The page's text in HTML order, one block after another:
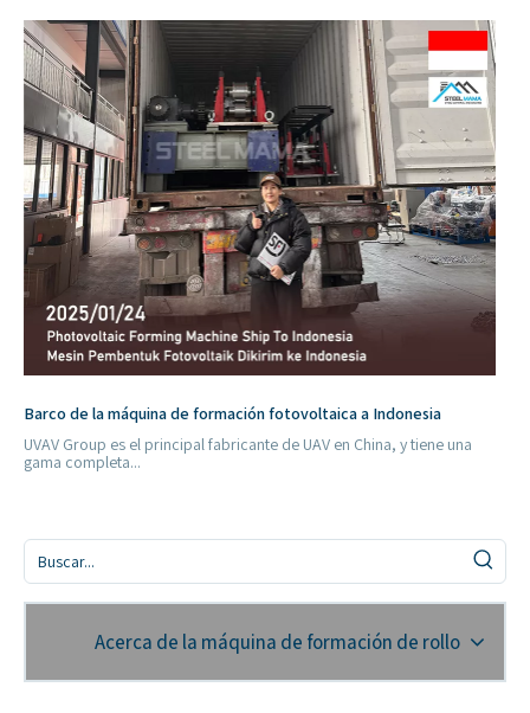
Barco de la máquina de formación fotovoltaica a Indonesia
UVAV Group es el principal fabricante de UAV en China, y tiene una
gama completa...
Acerca de la máquina de formación de rollo